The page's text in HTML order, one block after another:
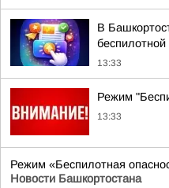
В
беспилотной
13:33
Режим
13:33
Режим «Беспилотная
Новости Башкортостана